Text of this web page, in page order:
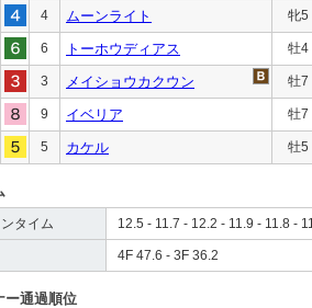
4 ムーンライト 牝5
6 トーホウディアス 牡4
3 メイショウカクウン 牡7
9 イベリア 牡7
5 カケル 牡5
タイム 12.5 - 11.7 - 12.2 - 11.9 - 11.8 -
4F 47.6 - 3F 36.2
ー通過順位